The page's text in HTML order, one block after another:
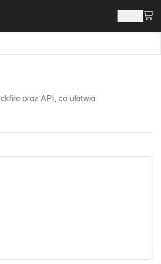
Szukaj
oraz API, co ułatwia